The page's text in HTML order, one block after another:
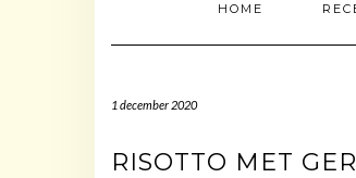
HOME
1 december 2020
RISOTTO MET